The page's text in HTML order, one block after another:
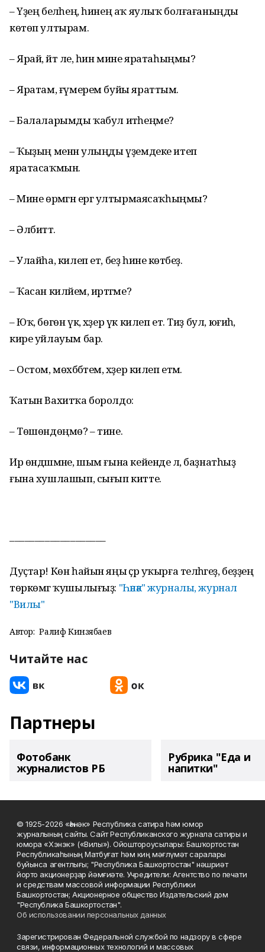
– Үҙең беләһең, һинең аҡ яулыҡ болғағаныңды
көтөп ултырам.
– Ярай, әйт әле, һин мине яратаһыңмы?
– Яратам, ғүмерем буйы яраттым.
– Балаларымды ҡабул итәһеңме?
– Ҡыҙың менән улыңды үҙемдеке итеп
яратасаҡмын.
– Мине өрмәгән ергә ултырмаясаҡһыңмы?
– Әлбиттә.
– Улайһа, килеп ет, беҙ һине көтәбеҙ.
– Ҡасан киләйем, иртәгәме?
– Юҡ, бөгөн үк, хәҙер үк килеп ет. Тиҙ бул, юғиһә,
кире уйлауым бар.
– Остом, мөхәббәтем, хәҙер килеп етәм.
Ҡатын Вахитҡа боролдо:
– Төшөндөңмө? – тине.
Ир өндәшмәне, шым ғына кейенде лә, баҙнатһыҙ
ғына хушлашып, сығып китте.
–––––––––––––––––––
Дуҫтар! Көн һайын яңы әҫәр уҡырға теләһәгеҙ, беҙҙең
төркөмгә ҡушылығыҙ: "Һәнәк" журналы, журнал
"Вилы"
Автор: Ралиф Кинзябаев
Читайте нас
Партнеры
Фотобанк
журналистов РБ
Рубрика "Еда и
напитки"
© 1925-2026 «Һәнәк» Республика сатира һәм юмор
журналының сайты. Сайт Республиканского журнала сатиры и
юмора «Хэнэк» («Вилы»). Ойоштороусылары: Башҡортостан
Республикаһының Матбуғат һәм киң мәғлүмәт саралары
буйынса агентлығы; "Республика Башкортостан" нәшриәт
йорто акционерҙар йәмғиәте. Учредители: Агентство по печати
и средствам массовой информации Республики
Башкортостан; Акционерное общество Издательский дом
"Республика Башкортостан".
Об использовании персональных данных
Зарегистрирован Федеральной службой по надзору в сфере
связи, информационных технологий и массовых